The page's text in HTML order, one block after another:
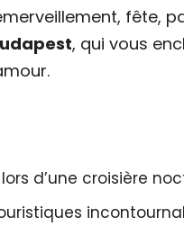
fête,
, qui vous
d’une croisière